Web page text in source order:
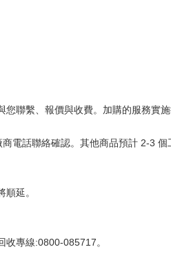
聯繫、報價與收費。加購的服務實
電話聯絡確認。其他商品預計 2-3 個
延。
專線:0800-085717。